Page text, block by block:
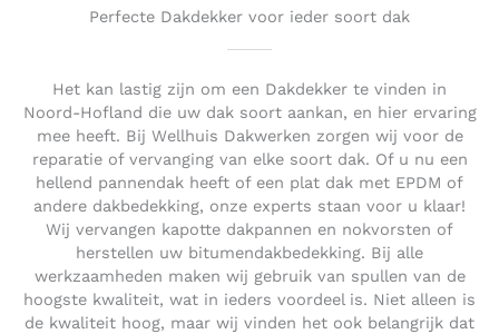
Perfecte Dakdekker voor ieder soort dak
Het kan lastig zijn om een Dakdekker te vinden in
Noord-Hofland die uw dak soort aankan, en hier ervaring
mee heeft. Bij Wellhuis Dakwerken zorgen wij voor de
reparatie of vervanging van elke soort dak. Of u nu een
hellend pannendak heeft of een plat dak met EPDM of
andere dakbedekking, onze experts staan voor u klaar!
Wij vervangen kapotte dakpannen en nokvorsten of
herstellen uw bitumendakbedekking. Bij alle
werkzaamheden maken wij gebruik van spullen van de
hoogste kwaliteit, wat in ieders voordeel is. Niet alleen is
de kwaliteit hoog, maar wij vinden het ook belangrijk dat